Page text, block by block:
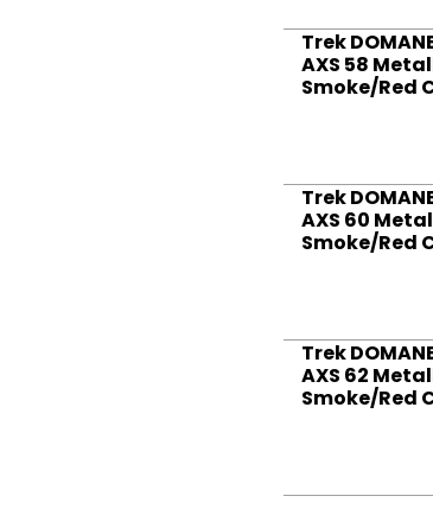
Trek
AXS 58
Smoke/Red
Trek
AXS 60
Smoke/Red
Trek
AXS 62
Smoke/Red